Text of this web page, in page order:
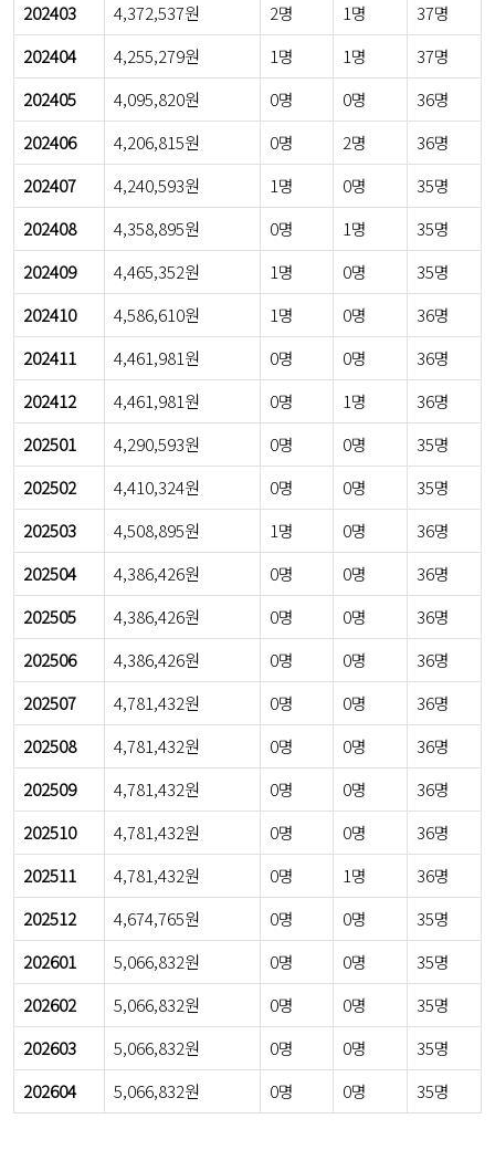
202403
4,372,537원 2명 1명
37명
202404
4,255,279원 1명 1명
37명
202405
4,095,820원 0명 0명
36명
202406
4,206,815원 0명 2명
36명
202407
4,240,593원 1명 0명
35명
202408
4,358,895원 0명 1명
35명
202409
4,465,352원 1명 0명
35명
202410
4,586,610원 1명 0명
36명
202411
4,461,981원 0명 0명
36명
202412
4,461,981원 0명 1명
36명
202501
4,290,593원 0명 0명
35명
202502
4,410,324원 0명 0명
35명
202503
4,508,895원 1명 0명
36명
202504
4,386,426원 0명 0명
36명
202505
4,386,426원 0명 0명
36명
202506
4,386,426원 0명 0명
36명
202507
4,781,432원 0명 0명
36명
202508
4,781,432원 0명 0명
36명
202509
4,781,432원 0명 0명
36명
202510
4,781,432원 0명 0명
36명
202511
4,781,432원 0명 1명
36명
202512
4,674,765원 0명 0명
35명
202601
5,066,832원 0명 0명
35명
202602
5,066,832원 0명 0명
35명
202603
5,066,832원 0명 0명
35명
202604
5,066,832원 0명 0명 35명